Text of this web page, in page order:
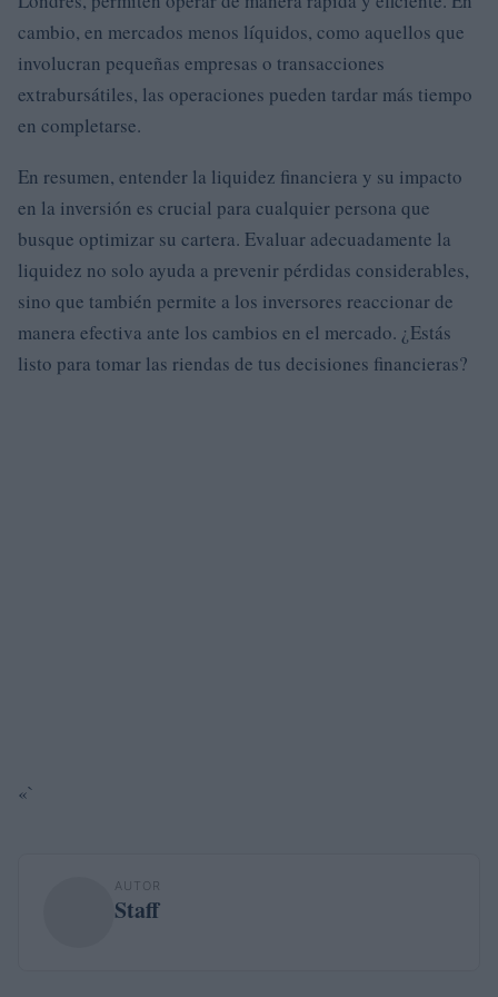
cambio, en mercados menos líquidos, como aquellos que
involucran pequeñas empresas o transacciones
extrabursátiles, las operaciones pueden tardar más tiempo
en completarse.
En resumen, entender la liquidez financiera y su impacto
en la inversión es crucial para cualquier persona que
busque optimizar su cartera. Evaluar adecuadamente la
liquidez no solo ayuda a prevenir pérdidas considerables,
sino que también permite a los inversores reaccionar de
manera efectiva ante los cambios en el mercado. ¿Estás
listo para tomar las riendas de tus decisiones financieras?
«`
AUTOR
Staff